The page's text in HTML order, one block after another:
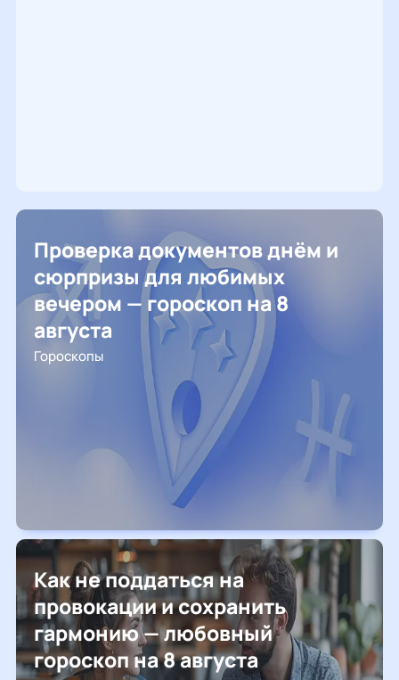
Проверка документов днём и
сюрпризы для любимых
вечером — гороскоп на 8
августа
Гороскопы
Как не поддаться на
провокации и сохранить
гармонию — любовный
гороскоп на 8 августа